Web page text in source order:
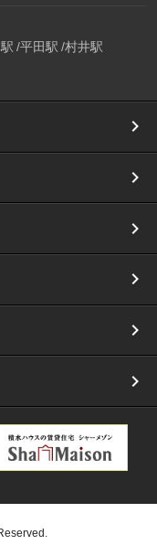
平田駅 村井駅